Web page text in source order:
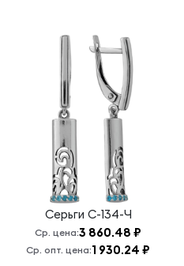
Серьги С-134-Ч
Ср. цена:3 860.48 ₽
Ср. опт. цена:1 930.24 ₽